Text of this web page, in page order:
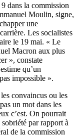
dans la commission
Moulin, signe,
une
Les socialistes
le 19 mai. « Le
Macron aux plus
», constate
qu’un
impossible ».
convaincus ou les
un mot dans les
c’est. On pourrait
par rapport à
de la commission